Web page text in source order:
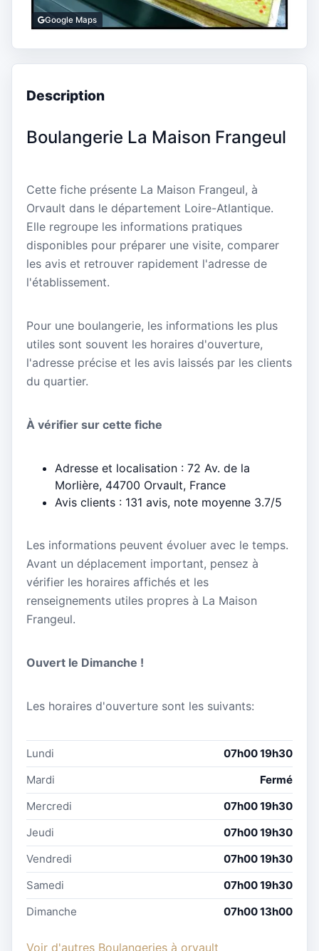
Google Maps
Description
Boulangerie La Maison Frangeul
Cette fiche présente La Maison Frangeul, à
Orvault dans le département Loire-Atlantique.
Elle regroupe les informations pratiques
disponibles pour préparer une visite, comparer
les avis et retrouver rapidement l'adresse de
l'établissement.
Pour une boulangerie, les informations les plus
utiles sont souvent les horaires d'ouverture,
l'adresse précise et les avis laissés par les clients
du quartier.
À vérifier sur cette fiche
Adresse et localisation : 72 Av. de la
Morlière, 44700 Orvault, France
Avis clients : 131 avis, note moyenne 3.7/5
Les informations peuvent évoluer avec le temps.
Avant un déplacement important, pensez à
vérifier les horaires affichés et les
renseignements utiles propres à La Maison
Frangeul.
Ouvert le Dimanche !
Les horaires d'ouverture sont les suivants:
Lundi
07h00 19h30
Mardi
Fermé
Mercredi
07h00 19h30
Jeudi
07h00 19h30
Vendredi
07h00 19h30
Samedi
07h00 19h30
Dimanche
07h00 13h00
Voir d'autres Boulangeries à orvault